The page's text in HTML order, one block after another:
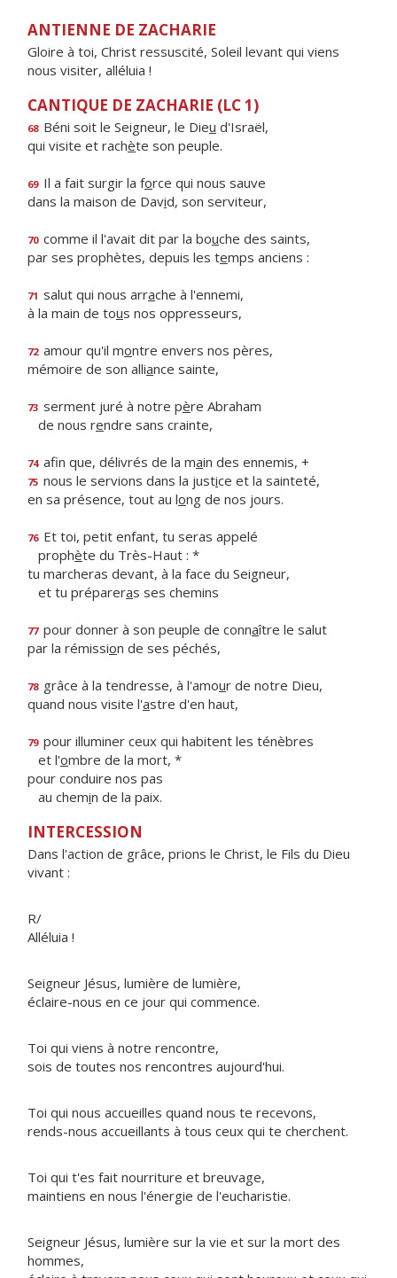
ANTIENNE DE ZACHARIE
Gloire à toi, Christ ressuscité, Soleil levant qui viens
nous visiter, alléluia !
CANTIQUE DE ZACHARIE (LC 1)
68 Béni soit le Seigneur, le Dieu d'Israël,
qui visite et rachète son peuple.
69 Il a fait surgir la force qui nous sauve
dans la maison de David, son serviteur,
70 comme il l'avait dit par la bouche des saints,
par ses prophètes, depuis les temps anciens :
71 salut qui nous arrache à l'ennemi,
à la main de tous nos oppresseurs,
72 amour qu'il montre envers nos pères,
mémoire de son alliance sainte,
73 serment juré à notre père Abraham
de nous rendre sans crainte,
74 afin que, délivrés de la main des ennemis, +
75 nous le servions dans la justice et la sainteté,
en sa présence, tout au long de nos jours.
76 Et toi, petit enfant, tu seras appelé
prophète du Très-Haut : *
tu marcheras devant, à la face du Seigneur,
et tu prépareras ses chemins
77 pour donner à son peuple de connaître le salut
par la rémission de ses péchés,
78 grâce à la tendresse, à l'amour de notre Dieu,
quand nous visite l'astre d'en haut,
79 pour illuminer ceux qui habitent les ténèbres
et l'ombre de la mort, *
pour conduire nos pas
au chemin de la paix.
INTERCESSION
Dans l'action de grâce, prions le Christ, le Fils du Dieu
vivant :
R/
Alléluia !
Seigneur Jésus, lumière de lumière,
éclaire-nous en ce jour qui commence.
Toi qui viens à notre rencontre,
sois de toutes nos rencontres aujourd'hui.
Toi qui nous accueilles quand nous te recevons,
rends-nous accueillants à tous ceux qui te cherchent.
Toi qui t'es fait nourriture et breuvage,
maintiens en nous l'énergie de l'eucharistie.
Seigneur Jésus, lumière sur la vie et sur la mort des
hommes,